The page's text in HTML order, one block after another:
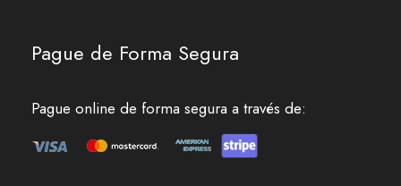
Pague de Forma Segura
Pague online de forma segura a través de: